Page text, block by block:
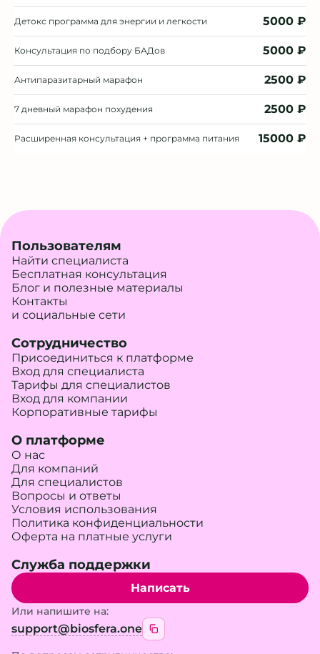
Детокс программа для энергии и легкости 5000 ₽
Консультация по подбору БАДов 5000 ₽
Антипаразитарный марафон 2500 ₽
7 дневный марафон похудения 2500 ₽
Расширенная консультация + программа питания 15000 ₽
Пользователям
Найти специалиста
Бесплатная консультация
Блог и полезные материалы
Контакты
и социальные сети
Сотрудничество
Присоединиться к платформе
Вход для специалиста
Тарифы для специалистов
Вход для компании
Корпоративные тарифы
О платформе
О нас
Для компаний
Для специалистов
Вопросы и ответы
Условия использования
Политика конфиденциальности
Оферта на платные услуги
Служба поддержки
Написать
Или напишите на:
support@biosfera.one